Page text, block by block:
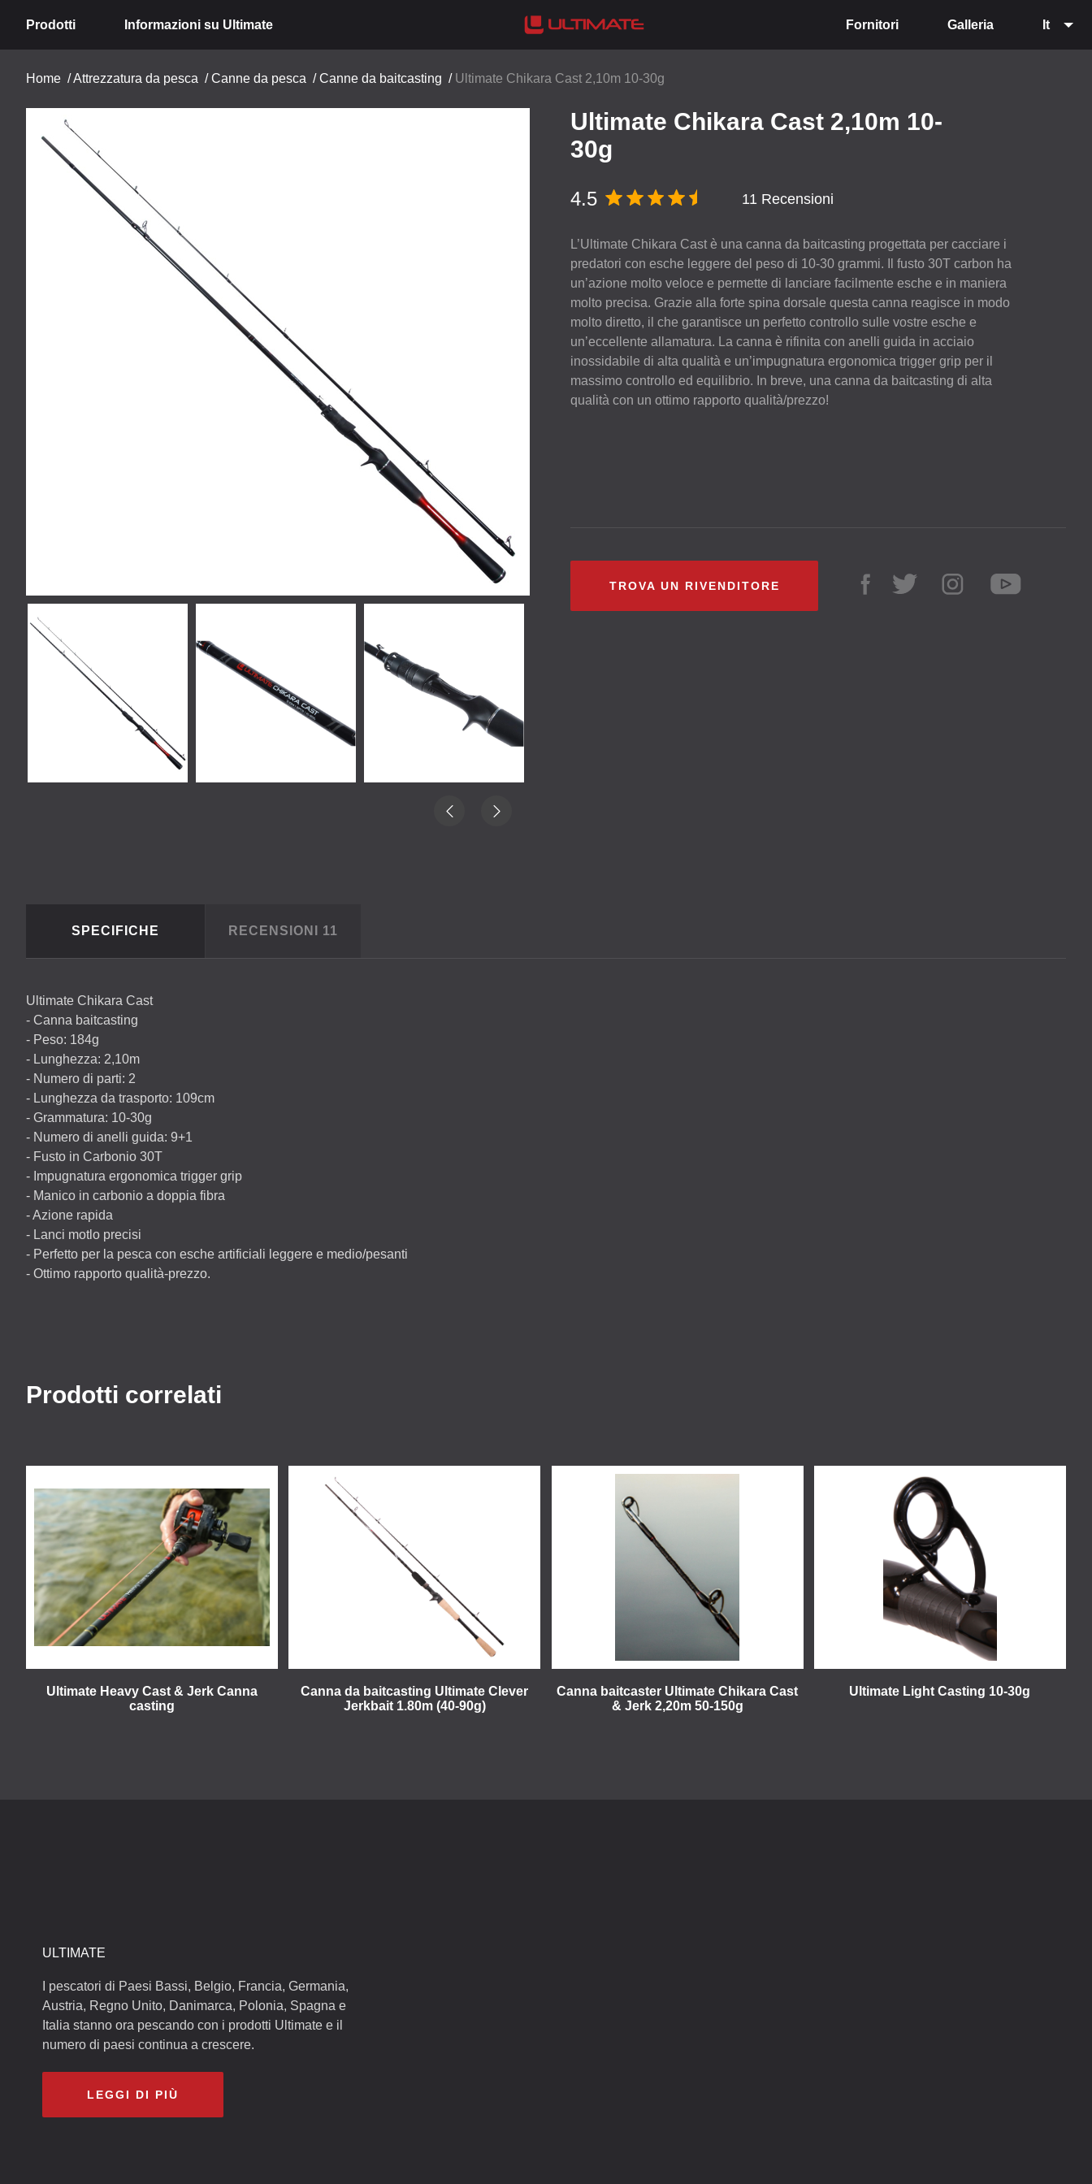
Prodotti Informazioni su Ultimate Fornitori Galleria It
Home /Attrezzatura da pesca /Canne da pesca /Canne da baitcasting / Ultimate Chikara Cast 2,10m 10-30g
Ultimate Chikara Cast 2,10m 10-
30g
4.5 11 Recensioni
L’Ultimate Chikara Cast è una canna da baitcasting progettata per cacciare i
predatori con esche leggere del peso di 10-30 grammi. Il fusto 30T carbon ha
un’azione molto veloce e permette di lanciare facilmente esche e in maniera
molto precisa. Grazie alla forte spina dorsale questa canna reagisce in modo
molto diretto, il che garantisce un perfetto controllo sulle vostre esche e
un’eccellente allamatura. La canna è rifinita con anelli guida in acciaio
inossidabile di alta qualità e un’impugnatura ergonomica trigger grip per il
massimo controllo ed equilibrio. In breve, una canna da baitcasting di alta
qualità con un ottimo rapporto qualità/prezzo!
TROVA UN RIVENDITORE
SPECIFICHE RECENSIONI 11
Ultimate Chikara Cast
- Canna baitcasting
- Peso: 184g
- Lunghezza: 2,10m
- Numero di parti: 2
- Lunghezza da trasporto: 109cm
- Grammatura: 10-30g
- Numero di anelli guida: 9+1
- Fusto in Carbonio 30T
- Impugnatura ergonomica trigger grip
- Manico in carbonio a doppia fibra
- Azione rapida
- Lanci motlo precisi
- Perfetto per la pesca con esche artificiali leggere e medio/pesanti
- Ottimo rapporto qualità-prezzo.
Prodotti correlati
Ultimate Heavy Cast & Jerk Canna
casting
Canna da baitcasting Ultimate Clever
Jerkbait 1.80m (40-90g)
Canna baitcaster Ultimate Chikara Cast
& Jerk 2,20m 50-150g
Ultimate Light Casting 10-30g
ULTIMATE
I pescatori di Paesi Bassi, Belgio, Francia, Germania,
Austria, Regno Unito, Danimarca, Polonia, Spagna e
Italia stanno ora pescando con i prodotti Ultimate e il
numero di paesi continua a crescere.
LEGGI DI PIÙ